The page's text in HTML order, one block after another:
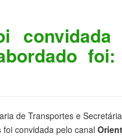
foi:
de Transportes e
foi convidada pelo canal